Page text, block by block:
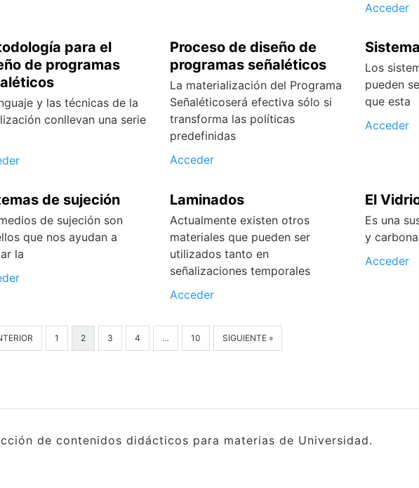
Acceder
para el
de programas
y las técnicas de la
conllevan una serie
Proceso de diseño de
programas señaléticos
La materialización del Programa
Señaléticoserá efectiva sólo si
transforma las políticas
predefinidas
Acceder
Los
pueden
que esta
Acceder
de sujeción
de sujeción son
que nos ayudan a
la
Laminados
Actualmente existen otros
materiales que pueden ser
utilizados tanto en
señalizaciones temporales
Acceder
El
Es una
y
Acceder
1 2 3 4 … 10 SIGUIENTE »
de contenidos didácticos para materias de Universidad.